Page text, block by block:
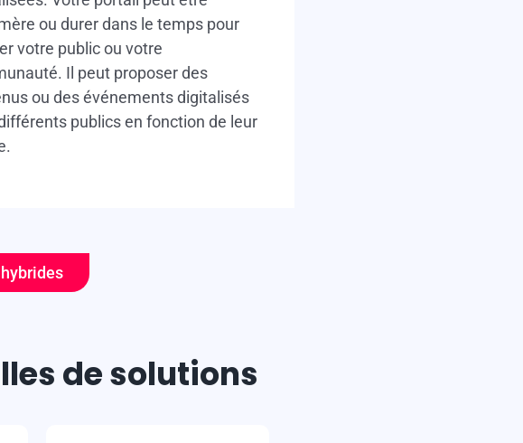
ou durer dans le temps pour
votre public ou votre
Il peut proposer des
ou des événements digitalisés
publics en fonction de leur
de solutions